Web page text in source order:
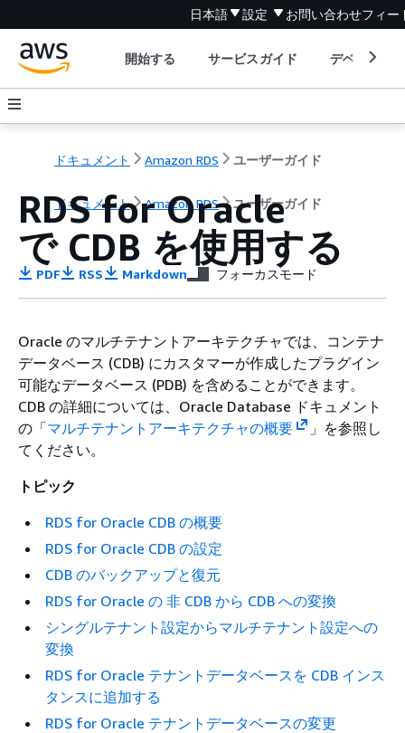
日本語 設定 お問い合わせフィー
開始する サービスガイド デベロッパ
ドキュメント Amazon RDS ユーザーガイド
ドキュメント Amazon RDS ユーザーガイド
RDS for Oracle
で CDB を使用する
PDF RSS Markdown フォーカスモード
Oracle のマルチテナントアーキテクチャでは、コンテナ
データベース (CDB) にカスタマーが作成したプラグイン
可能なデータベース (PDB) を含めることができます。
CDB の詳細については、Oracle Database ドキュメント
の「マルチテナントアーキテクチャの概要
」を参照し
てください。
トピック
RDS for Oracle CDB の概要
RDS for Oracle CDB の設定
CDB のバックアップと復元
RDS for Oracle の 非 CDB から CDB への変換
シングルテナント設定からマルチテナント設定への
変換
RDS for Oracle テナントデータベースを CDB インス
タンスに追加する
RDS for Oracle テナントデータベースの変更